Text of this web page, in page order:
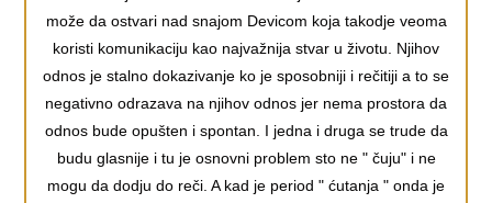
može da ostvari nad snajom Devicom koja takodje veoma
koristi komunikaciju kao najvažnija stvar u životu. Njihov
odnos je stalno dokazivanje ko je sposobniji i rečitiji a to se
negativno odrazava na njihov odnos jer nema prostora da
odnos bude opušten i spontan. I jedna i druga se trude da
budu glasnije i tu je osnovni problem sto ne " čuju" i ne
mogu da dodju do reči. A kad je period " ćutanja " onda je